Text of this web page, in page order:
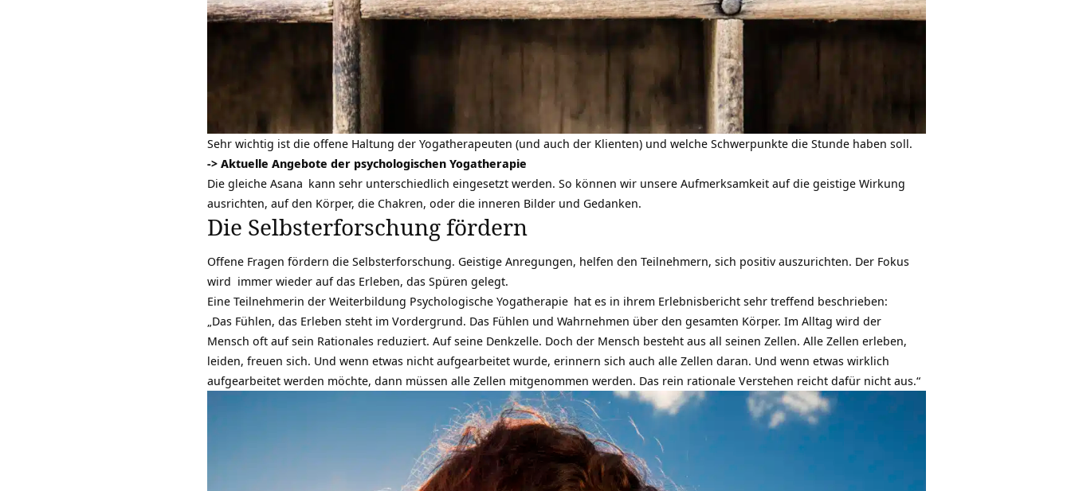
Sehr wichtig ist die offene Haltung der Yogatherapeuten (und auch der Klienten) und welche Schwerpunkte die Stunde haben soll.
-> Aktuelle Angebote der psychologischen Yogatherapie
Die gleiche Asana kann sehr unterschiedlich eingesetzt werden. So können wir unsere Aufmerksamkeit auf die geistige Wirkung
ausrichten, auf den Körper, die Chakren, oder die inneren Bilder und Gedanken.
Die Selbsterforschung fördern
Offene Fragen fördern die Selbsterforschung. Geistige Anregungen, helfen den Teilnehmern, sich positiv auszurichten. Der Fokus
wird immer wieder auf das Erleben, das Spüren gelegt.
Eine Teilnehmerin der Weiterbildung Psychologische Yogatherapie hat es in ihrem Erlebnisbericht sehr treffend beschrieben:
„Das Fühlen, das Erleben steht im Vordergrund. Das Fühlen und Wahrnehmen über den gesamten Körper. Im Alltag wird der
Mensch oft auf sein Rationales reduziert. Auf seine Denkzelle. Doch der Mensch besteht aus all seinen Zellen. Alle Zellen erleben,
leiden, freuen sich. Und wenn etwas nicht aufgearbeitet wurde, erinnern sich auch alle Zellen daran. Und wenn etwas wirklich
aufgearbeitet werden möchte, dann müssen alle Zellen mitgenommen werden. Das rein rationale Verstehen reicht dafür nicht aus.“